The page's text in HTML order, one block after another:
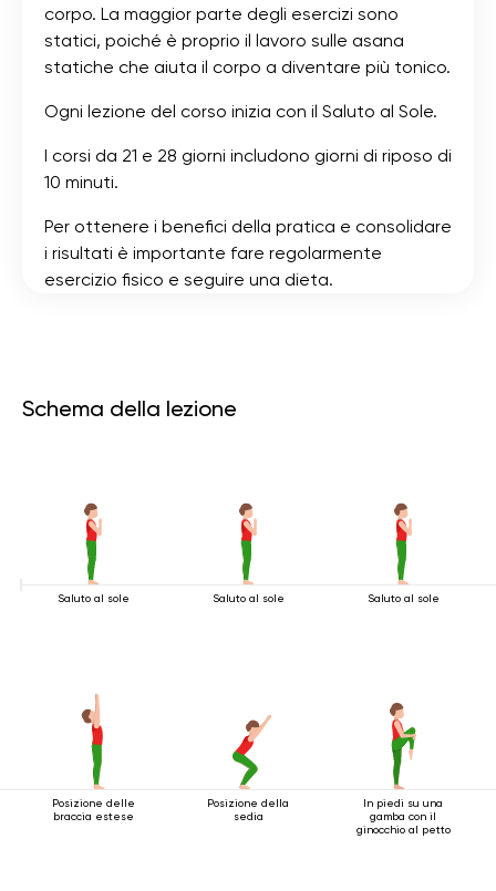
corpo. La maggior parte degli esercizi sono
statici, poiché è proprio il lavoro sulle asana
statiche che aiuta il corpo a diventare più tonico.
Ogni lezione del corso inizia con il Saluto al Sole.
I corsi da 21 e 28 giorni includono giorni di riposo di
10 minuti.
Per ottenere i benefici della pratica e consolidare
i risultati è importante fare regolarmente
esercizio fisico e seguire una dieta.
Schema della lezione
Saluto al sole Saluto al sole Saluto al sole
Posizione delle
braccia estese
Posizione della
sedia
In piedi su una
gamba con il
ginocchio al petto